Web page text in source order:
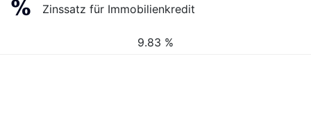
Zinssatz für Immobilienkredit
9.83 %